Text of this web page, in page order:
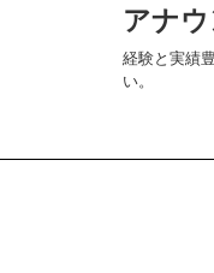
アナ
経験と実績
い。